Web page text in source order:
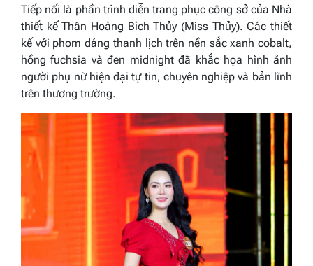
Tiếp nối là phần trình diễn trang phục công sở của Nhà
thiết kế Thân Hoàng Bích Thủy (Miss Thủy). Các thiết
kế với phom dáng thanh lịch trên nền sắc xanh cobalt,
hồng fuchsia và đen midnight đã khắc họa hình ảnh
người phụ nữ hiện đại tự tin, chuyên nghiệp và bản lĩnh
trên thương trường.